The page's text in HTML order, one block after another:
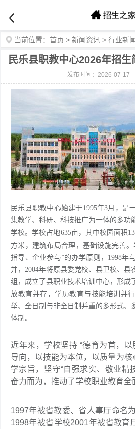
当前位置： 首页 > 新闻资讯 > 行业新闻
民乐县职教中心2026年招生
发布时间：2026-07-17
民乐县职教中心始建于1995年3月，是
集教学、科研、科技推广为一体的多功
学校。学校占地635亩，其中校园面积
方米 ，建筑布局合理，基础设施完善
指导、企业参与”的办学原则，1998年
并，2004年将原县委党校、县卫校、县
组，成立了县职业技术培训中心，形成
放教育并存，学历教育与技能培训并
举、全日制与非全日制并重的多形式、
体制。
近年来，学校坚持 “德育为首，
导向，以技能为本位，以质量为核
学宗旨，坚守“自强求实、敬业精
奋力而为，推动了学校职业教育全
1997年被省教委、省人事厅命名为
1998年被省学校2001年被省教育